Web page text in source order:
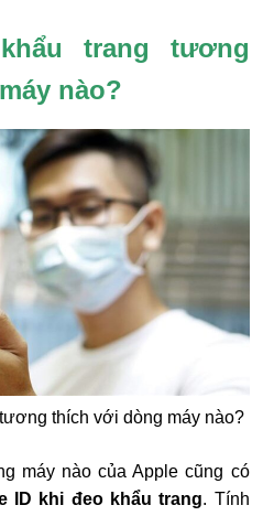
trang tương
nào?
thích với dòng máy nào?
máy nào của Apple cũng có
ID khi đeo khẩu trang. Tính